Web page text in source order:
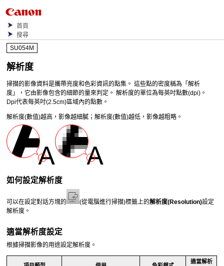
首頁
搜尋
SU054M
解析度
掃描的影像資料是攜帶亮度和色彩資訊的點集。 這些點的密度稱為「解析
度」，它由影像包含的細節的量來判定。 解析度的單位為每英吋點數(dpi)。
Dpi代表每英吋(2.5cm)區域內的點數。
解析度(數值)越高，影像越細膩；解析度(數值)越低，影像越粗略。
如何設定解析度
可以在設定對話方塊的 (從電腦進行掃描)標籤上的解析度(Resolution)設定
解析度。
適當解析度設定
根據掃描影像的用途設定解析度。
適當解析